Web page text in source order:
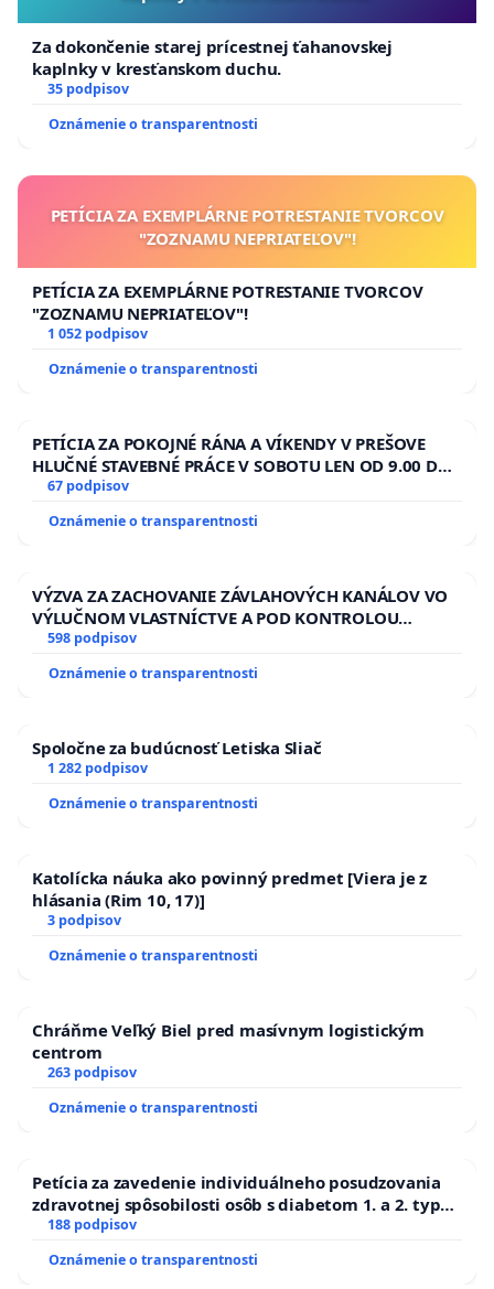
Za dokončenie starej prícestnej ťahanovskej
kaplnky v kresťanskom duchu.
35 podpisov
Oznámenie o transparentnosti
PETÍCIA ZA EXEMPLÁRNE POTRESTANIE TVORCOV
"ZOZNAMU NEPRIATEĽOV"!
PETÍCIA ZA EXEMPLÁRNE POTRESTANIE TVORCOV
"ZOZNAMU NEPRIATEĽOV"!
1 052 podpisov
Oznámenie o transparentnosti
PETÍCIA ZA POKOJNÉ RÁNA A VÍKENDY V PREŠOVE
HLUČNÉ STAVEBNÉ PRÁCE V SOBOTU LEN OD 9.00 DO
13.00 HOD., CEZ PRACOVNÝ TÝŽDEŇ CIEĽ 8.00 – 18.00
ĎUMBIERSKEJ/MAGU
67 podpisov
Oznámenie o transparentnosti
VÝZVA ZA ZACHOVANIE ZÁVLAHOVÝCH KANÁLOV VO
VÝLUČNOM VLASTNÍCTVE A POD KONTROLOU
SLOVENSKEJ REPUBLIKY & žiadosť na riešenie
kanálov na Slovensku
598 podpisov
Oznámenie o transparentnosti
Spoločne za budúcnosť Letiska Sliač
1 282 podpisov
Oznámenie o transparentnosti
Katolícka náuka ako povinný predmet [Viera je z
hlásania (Rim 10, 17)]
3 podpisov
Oznámenie o transparentnosti
Chráňme Veľký Biel pred masívnym logistickým
centrom
263 podpisov
Oznámenie o transparentnosti
Petícia za zavedenie individuálneho posudzovania
zdravotnej spôsobilosti osôb s diabetom 1. a 2. typu
pri prijímaní do Policajného zboru SR
188 podpisov
Oznámenie o transparentnosti